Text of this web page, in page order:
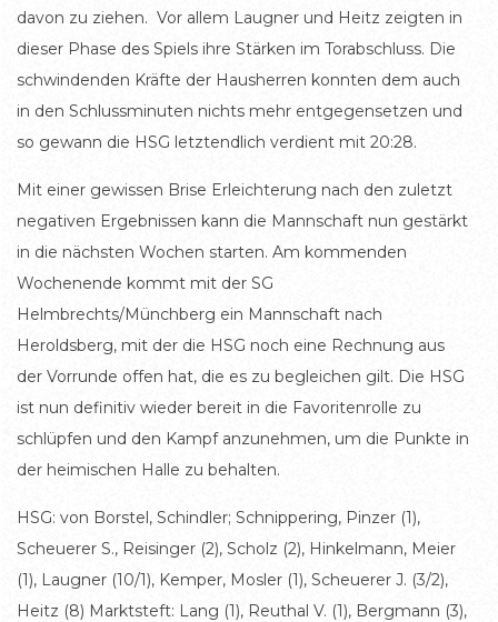
davon zu ziehen. Vor allem Laugner und Heitz zeigten in
dieser Phase des Spiels ihre Stärken im Torabschluss. Die
schwindenden Kräfte der Hausherren konnten dem auch
in den Schlussminuten nichts mehr entgegensetzen und
so gewann die HSG letztendlich verdient mit 20:28.
Mit einer gewissen Brise Erleichterung nach den zuletzt
negativen Ergebnissen kann die Mannschaft nun gestärkt
in die nächsten Wochen starten. Am kommenden
Wochenende kommt mit der SG
Helmbrechts/Münchberg ein Mannschaft nach
Heroldsberg, mit der die HSG noch eine Rechnung aus
der Vorrunde offen hat, die es zu begleichen gilt. Die HSG
ist nun definitiv wieder bereit in die Favoritenrolle zu
schlüpfen und den Kampf anzunehmen, um die Punkte in
der heimischen Halle zu behalten.
HSG: von Borstel, Schindler; Schnippering, Pinzer (1),
Scheuerer S., Reisinger (2), Scholz (2), Hinkelmann, Meier
(1), Laugner (10/1), Kemper, Mosler (1), Scheuerer J. (3/2),
Heitz (8) Marktsteft: Lang (1), Reuthal V. (1), Bergmann (3),